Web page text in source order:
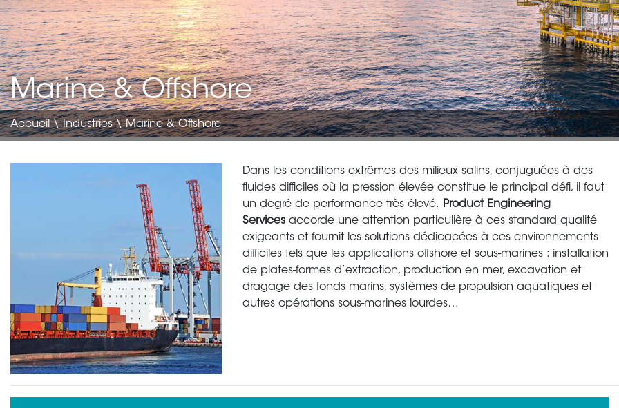
Marine & Offshore
Accueil\Industries\ Marine & Offshore
Body
Dans les conditions extrêmes des milieux salins, conjuguées à des
fluides difficiles où la pression élevée constitue le principal défi, il faut
un degré de performance très élevé.
Product Engineering
Services accorde une attention particulière à ces standard qualité
exigeants et fournit les solutions dédicacées à ces environnements
difficiles tels que les applications offshore et sous-marines : installation
de plates-formes d’extraction, production en mer, excavation et
dragage des fonds marins, systèmes de propulsion aquatiques et
autres opérations sous-marines lourdes…